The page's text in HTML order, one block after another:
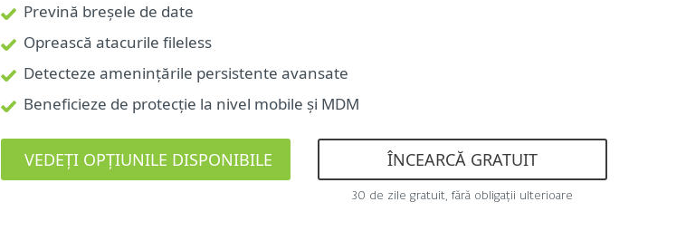
Prevină breșele de date
Oprească atacurile fileless
Detecteze amenințările persistente avansate
Beneficieze de protecție la nivel mobile și MDM
VEDEȚI OPȚIUNILE DISPONIBILE ÎNCEARCĂ GRATUIT
30 de zile gratuit, fără obligații ulterioare